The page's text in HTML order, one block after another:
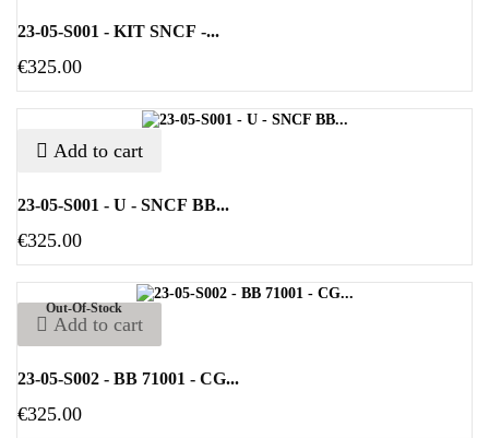
23-05-S001 - KIT SNCF -...
€325.00
Add to cart
23-05-S001 - U - SNCF BB...
€325.00
Out-Of-Stock
Add to cart
23-05-S002 - BB 71001 - CG...
€325.00